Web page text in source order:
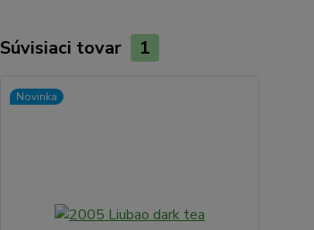
Súvisiaci tovar 1
Novinka